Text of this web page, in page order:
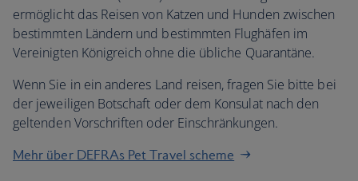
ermöglicht das Reisen von Katzen und Hunden zwischen
bestimmten Ländern und bestimmten Flughäfen im
Vereinigten Königreich ohne die übliche Quarantäne.
Wenn Sie in ein anderes Land reisen, fragen Sie bitte bei
der jeweiligen Botschaft oder dem Konsulat nach den
geltenden Vorschriften oder Einschränkungen.
Mehr über DEFRAs Pet Travel scheme